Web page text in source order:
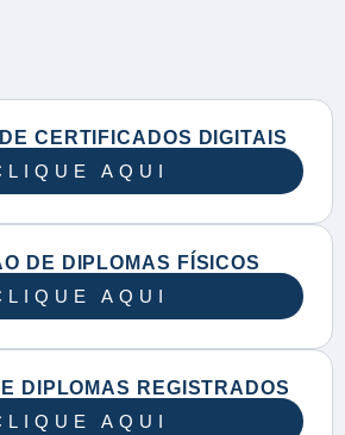
CERTIFICADOS DIGITAIS
AQUI
DE DIPLOMAS FÍSICOS
AQUI
DIPLOMAS REGISTRADOS
AQUI